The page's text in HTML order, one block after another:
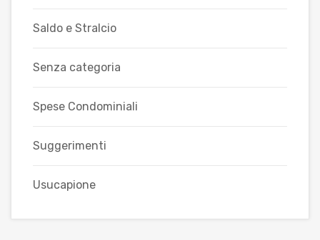
Saldo e Stralcio
Senza categoria
Spese Condominiali
Suggerimenti
Usucapione